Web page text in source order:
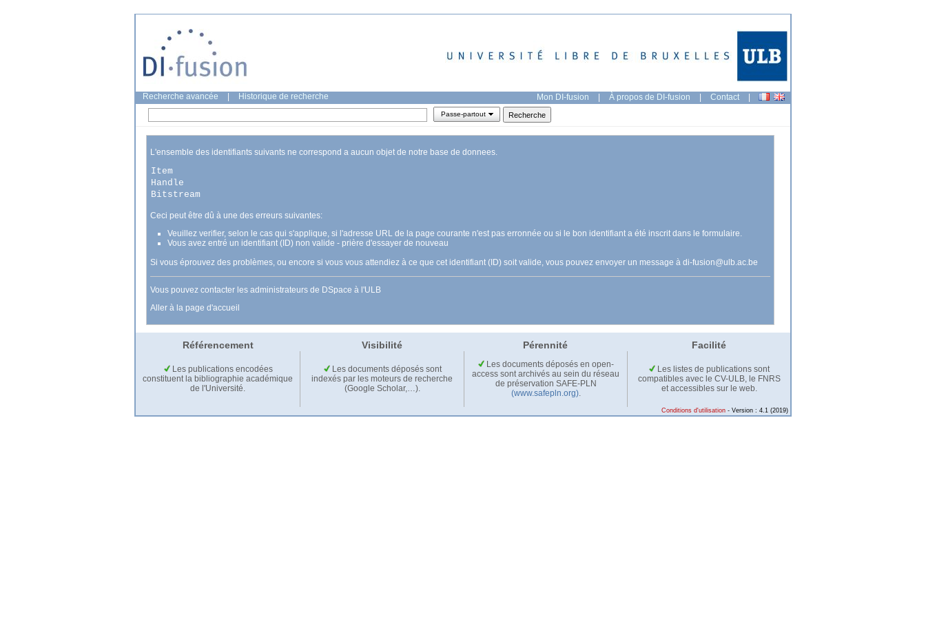
Recherche avancée Historique de recherche Mon DI-fusion | À propos de DI-fusion | Contact |
Passe-partout
L'ensemble des identifiants suivants ne correspond a aucun objet de notre base de donnees.
Item
Handle
Bitstream
Ceci peut être dû à une des erreurs suivantes:
Veuillez verifier, selon le cas qui s'applique, si l'adresse URL de la page courante n'est pas erronnée ou si le bon identifiant a été inscrit dans le formulaire.
Vous avez entré un identifiant (ID) non valide - prière d'essayer de nouveau
Si vous éprouvez des problèmes, ou encore si vous vous attendiez à ce que cet identifiant (ID) soit valide, vous pouvez envoyer un message à di-fusion@ulb.ac.be
Vous pouvez contacter les administrateurs de DSpace à l'ULB
Aller à la page d'accueil
Référencement Visibilité Pérennité Facilité
Les publications encodées
constituent la bibliographie académique
de l'Université.
Les documents déposés sont
indexés par les moteurs de recherche
(Google Scholar,…).
Les documents déposés en open-
access sont archivés au sein du réseau
de préservation SAFE-PLN
(www.safepln.org).
Les listes de publications sont
compatibles avec le CV-ULB, le FNRS
et accessibles sur le web.
Conditions d'utilisation - Version : 4.1 (2019)